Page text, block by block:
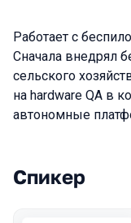
Работает с
Сначала внедрял
сельского
на hardware QA в
автономные
Спикер